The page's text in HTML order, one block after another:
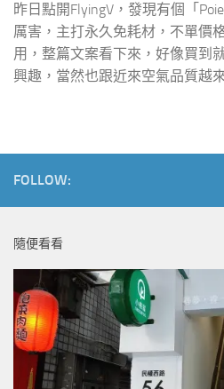
昨日點開FlyingV，發現有個「
厲害，主打永久免耗材，不單價
用，整篇文案看下來，好像買到
興趣，當然也跟近來空氣品質越
FOLLOW:
隨便看看